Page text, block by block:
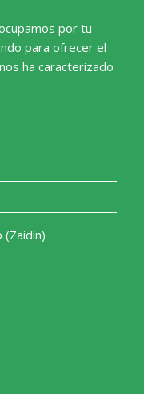
por tu
para ofrecer el
ha caracterizado
(Zaidín)